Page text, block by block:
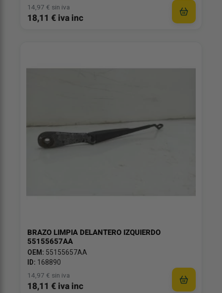
14,97 € sin iva
18,11 € iva inc
BRAZO LIMPIA DELANTERO IZQUIERDO
55155657AA
OEM: 55155657AA
ID: 168890
14,97 € sin iva
18,11 € iva inc